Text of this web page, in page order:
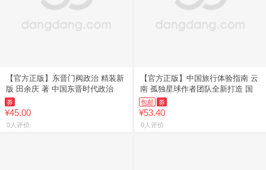
【官方正版】东晋门阀政治 精装新
版 田余庆 著 中国东晋时代政治
券
¥45.00
0人评价
【官方正版】中国旅行体验指南 云
南 孤独星球作者团队全新打造 国
包邮 券
¥53.40
0人评价